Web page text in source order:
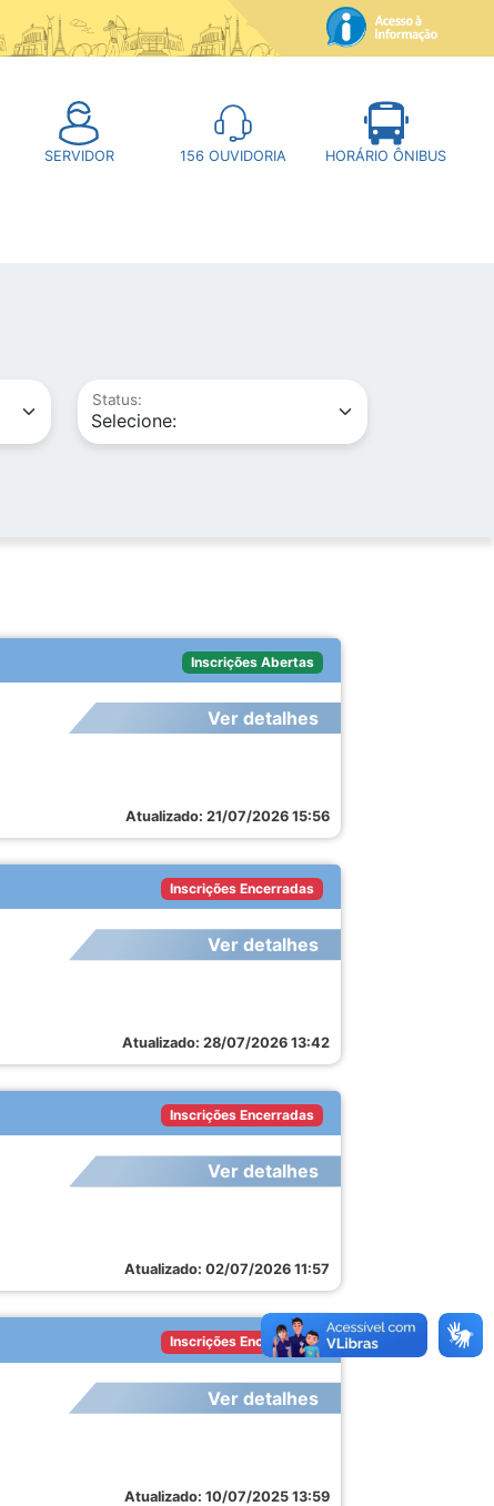
SERVIDOR 156 OUVIDORIA HORÁRIO ÔNIBUS
Status:
Inscrições Abertas
Ver detalhes
Atualizado: 21/07/2026 15:56
Inscrições Encerradas
Ver detalhes
Atualizado: 28/07/2026 13:42
Inscrições Encerradas
Ver detalhes
Atualizado: 02/07/2026 11:57
Inscrições Encerradas
Ver detalhes
Atualizado: 10/07/2025 13:59